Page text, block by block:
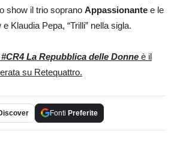
show il trio soprano Appassionante e le
Klaudia Pepa, “Trilli” nella sigla.
#CR4 La Repubblica delle Donne è il
su Retequattro.
Fonti Preferite